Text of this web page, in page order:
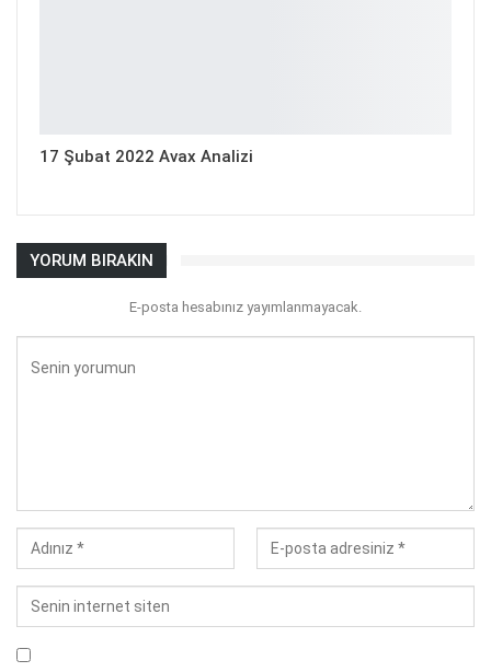
17 Şubat 2022 Avax Analizi
YORUM BIRAKIN
E-posta hesabınız yayımlanmayacak.